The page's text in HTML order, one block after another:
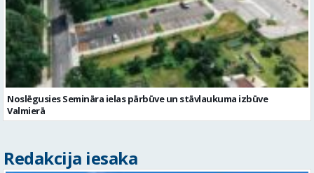
Noslēgusies Semināra ielas pārbūve un stāvlaukuma izbūve
Valmierā
Redakcija iesaka